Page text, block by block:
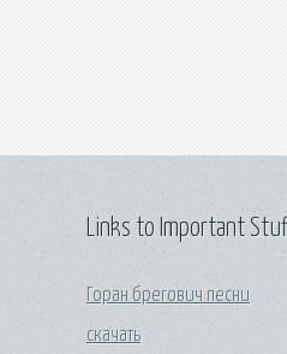
Links to Important
Горан брегович песни
скачать